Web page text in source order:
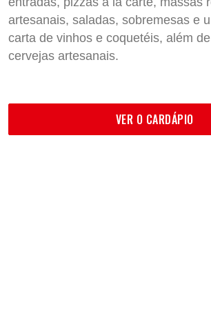
artesanais, saladas, sobremesas e
carta de vinhos e coquetéis, além
cervejas artesanais.
VER O CARDÁPIO